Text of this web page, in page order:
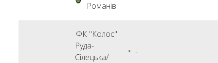
Романів
ФК "Колос"
Руда-
Сілецька/
-